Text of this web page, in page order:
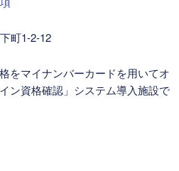
町1-2-12
をマイナンバーカードを用いてオ
ン資格確認」システム導入施設で